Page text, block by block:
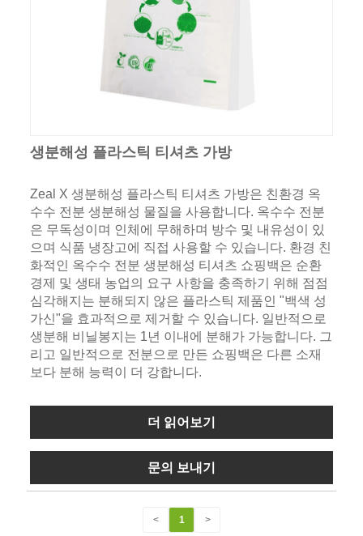
생분해성 플라스틱 티셔츠 가방
Zeal X 생분해성 플라스틱 티셔츠 가방은 친환경 옥
수수 전분 생분해성 물질을 사용합니다. 옥수수 전분
은 무독성이며 인체에 무해하며 방수 및 내유성이 있
으며 식품 냉장고에 직접 사용할 수 있습니다. 환경 친
화적인 옥수수 전분 생분해성 티셔츠 쇼핑백은 순환
경제 및 생태 농업의 요구 사항을 충족하기 위해 점점
심각해지는 분해되지 않은 플라스틱 제품인 "백색 성
가신"을 효과적으로 제거할 수 있습니다. 일반적으로
생분해 비닐봉지는 1년 이내에 분해가 가능합니다. 그
리고 일반적으로 전분으로 만든 쇼핑백은 다른 소재
보다 분해 능력이 더 강합니다.
더 읽어보기
문의 보내기
< 1 >